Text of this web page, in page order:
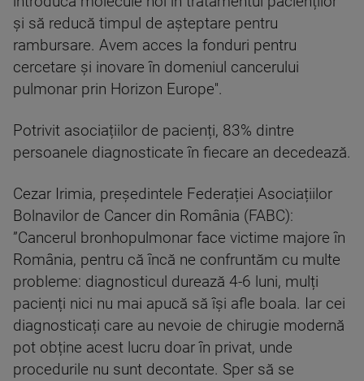
și să reducă timpul de așteptare pentru
rambursare. Avem acces la fonduri pentru
cercetare și inovare în domeniul cancerului
pulmonar prin Horizon Europe''.
Potrivit asociațiilor de pacienți, 83% dintre
persoanele diagnosticate în fiecare an decedează.
Cezar Irimia, președintele Federației Asociațiilor
Bolnavilor de Cancer din România (FABC):
”Cancerul bronhopulmonar face victime majore în
România, pentru că încă ne confruntăm cu multe
probleme: diagnosticul durează 4-6 luni, mulți
pacienți nici nu mai apucă să își afle boala. Iar cei
diagnosticați care au nevoie de chirugie modernă
pot obține acest lucru doar în privat, unde
procedurile nu sunt decontate. Sper să se